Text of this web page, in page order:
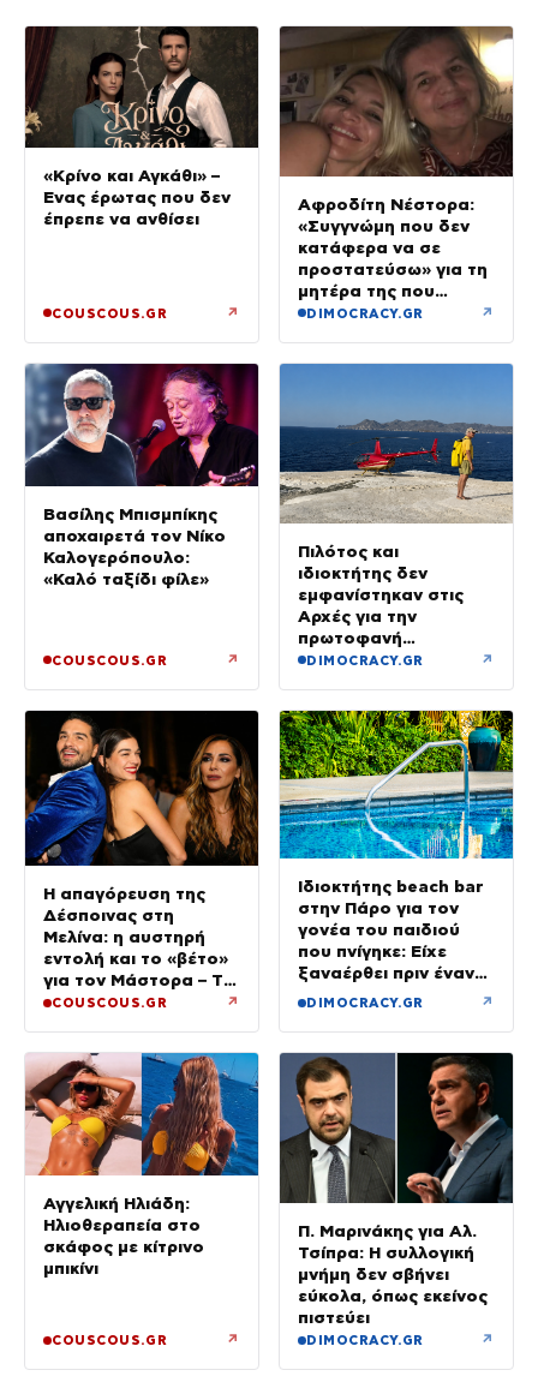
«Κρίνο και Αγκάθι» –
Ένας έρωτας που δεν
έπρεπε να ανθίσει
COUSCOUS.GR ↗
Αφροδίτη Νέστορα:
«Συγγνώμη που δεν
κατάφερα να σε
προστατεύσω» για τη
μητέρα της που
σκοτώθηκε στην
DIMOCRACY.GR ↗
Βασίλης Μπισμπίκης
αποχαιρετά τον Νίκο
Καλογερόπουλο:
«Καλό ταξίδι φίλε»
COUSCOUS.GR ↗
Πιλότος και
ιδιοκτήτης δεν
εμφανίστηκαν στις
Αρχές για την
πρωτοφανή
προσγείωση του
DIMOCRACY.GR ↗
Η απαγόρευση της
Δέσποινας στη
Μελίνα: η αυστηρή
εντολή και το «βέτο»
για τον Μάστορα – Τα
τηλεφωνήματα που
COUSCOUS.GR ↗
Ιδιοκτήτης beach bar
στην Πάρο για τον
γονέα του παιδιού
που πνίγηκε: Είχε
ξαναέρθει πριν έναν
μήνα και
διώξουμε
DIMOCRACY.GR ↗
Αγγελική Ηλιάδη:
Ηλιοθεραπεία στο
σκάφος με κίτρινο
μπικίνι
COUSCOUS.GR ↗
Π. Μαρινάκης για Αλ.
Τσίπρα: Η συλλογική
μνήμη δεν σβήνει
εύκολα, όπως εκείνος
πιστεύει
DIMOCRACY.GR ↗